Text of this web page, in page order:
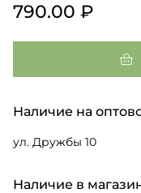
790.00 ₽
Наличие на
ул. Дружбы 10
Наличие в